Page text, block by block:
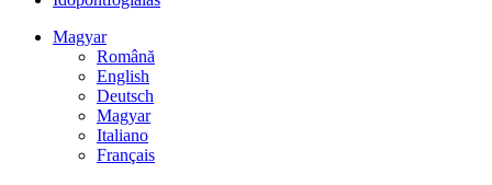
Magyar
Română
English
Deutsch
Magyar
Italiano
Français